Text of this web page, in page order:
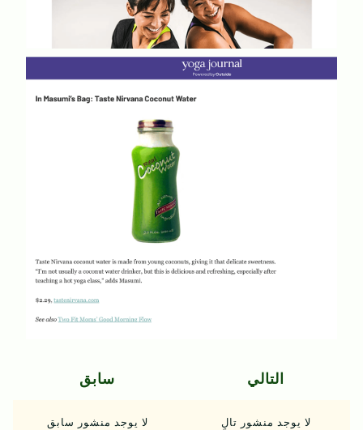
سابق
لا يوجد منشور سابق
التالي
لا يوجد منشور تالٍ